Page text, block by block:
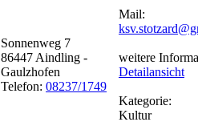
Sonnenweg 7
86447 Aindling -
Gaulzhofen
Telefon: 08237/1749
Mail:
weitere
Detailansicht
Kategorie:
Kultur